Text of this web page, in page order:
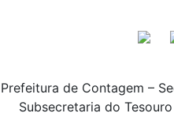
Prefeitura de Contagem –
Subsecretaria do